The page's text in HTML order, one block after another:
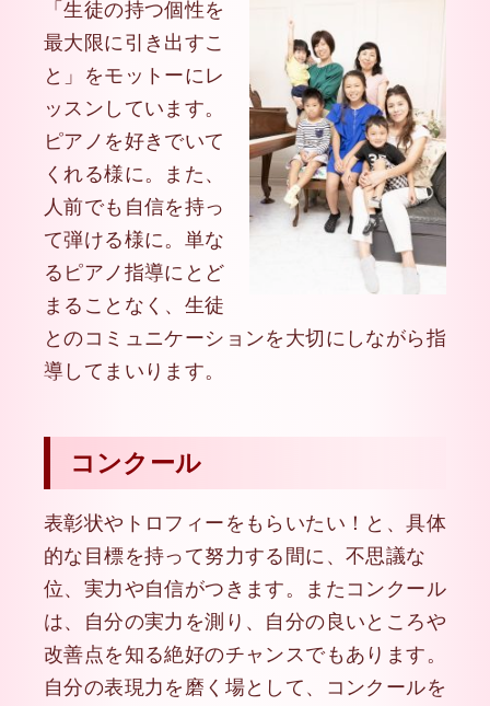
「生徒の持つ個性を
最大限に引き出すこ
と」をモットーにレ
ッスンしています。
ピアノを好きでいて
くれる様に。また、
人前でも自信を持っ
て弾ける様に。単な
るピアノ指導にとど
まることなく、生徒
とのコミュニケーションを大切にしながら指
導してまいります。
コンクール
表彰状やトロフィーをもらいたい！と、具体
的な目標を持って努力する間に、不思議な
位、実力や自信がつきます。またコンクール
は、自分の実力を測り、自分の良いところや
改善点を知る絶好のチャンスでもあります。
自分の表現力を磨く場として、コンクールを